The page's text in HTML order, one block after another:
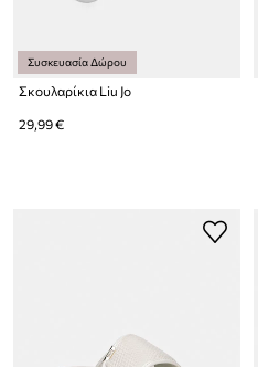
Συσκευασία Δώρου
Σκουλαρίκια Liu Jo
29,99 €